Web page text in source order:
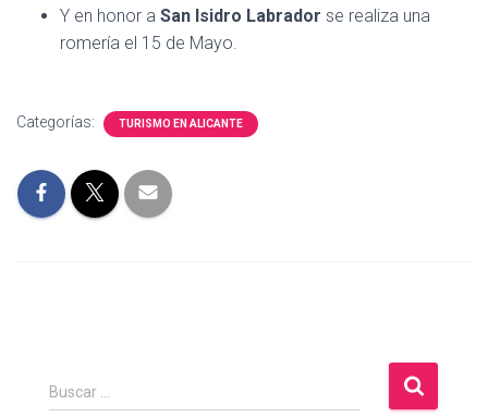
Y en honor a San Isidro Labrador se realiza una
romería el 15 de Mayo.
Categorías: TURISMO EN ALICANTE
B
u
Buscar …